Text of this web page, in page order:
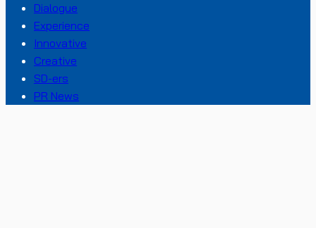
Dialogue
Experience
Innovative
Creative
SD-ers
PR News